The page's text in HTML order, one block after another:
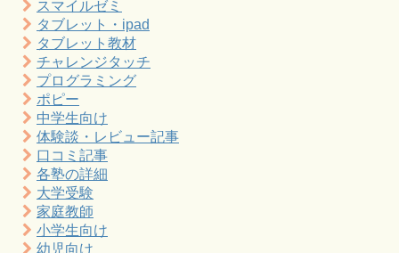
スマイルゼミ
タブレット・ipad
タブレット教材
チャレンジタッチ
プログラミング
ポピー
中学生向け
体験談・レビュー記事
口コミ記事
各塾の詳細
大学受験
家庭教師
小学生向け
幼児向け